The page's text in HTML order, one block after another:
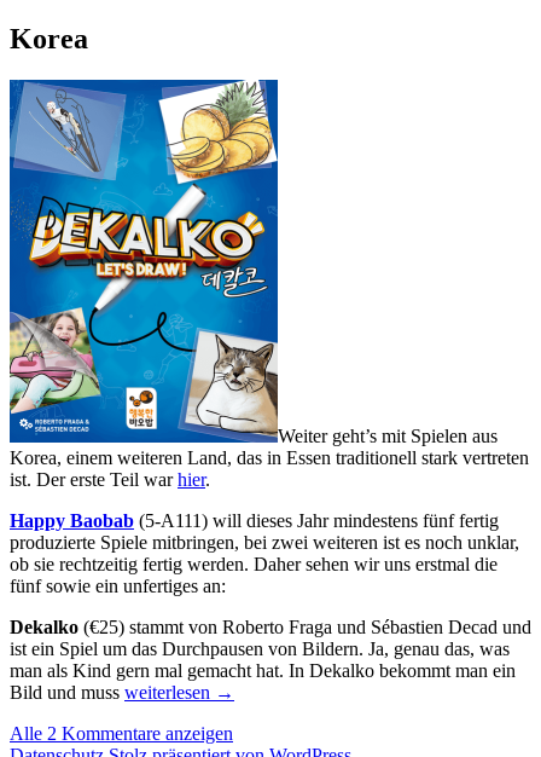
Korea
Weiter geht’s mit Spielen aus
Korea, einem weiteren Land, das in Essen traditionell stark vertreten
ist. Der erste Teil warhier.
Happy Baobab (5-A111) will dieses Jahr mindestens fünf fertig
produzierte Spiele mitbringen, bei zwei weiteren ist es noch unklar,
ob sie rechtzeitig fertig werden. Daher sehen wir uns erstmal die
fünf sowie ein unfertiges an:
Dekalko (€25) stammt von Roberto Fraga und Sébastien Decad und
ist ein Spiel um das Durchpausen von Bildern. Ja, genau das, was
man als Kind gern mal gemacht hat. In Dekalko bekommt man ein
Bild und muss Messevorschau
Korea
weiterlesen →
Alle 2 Kommentare anzeigen